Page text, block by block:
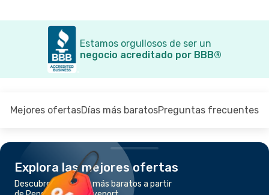
Estamos orgullosos de ser un
negocio acreditado por BBB®
Mejores ofertasDías más baratosPreguntas frecuentes
Explora las mejores ofertas
Descubre los vuelos más baratos a partir